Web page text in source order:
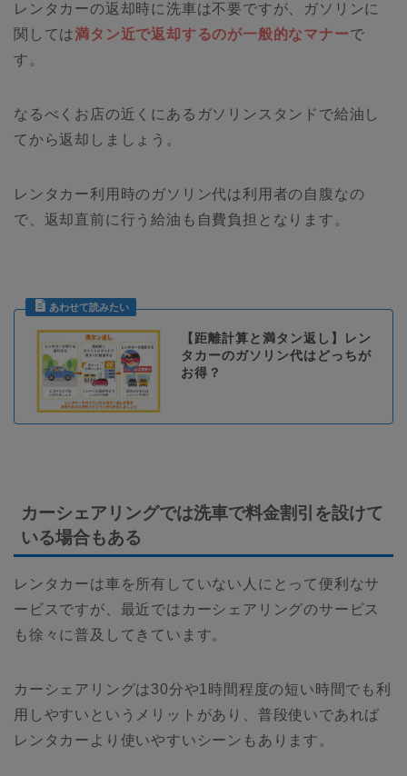
レンタカーの返却時に洗車は不要ですが、ガソリンに
関しては満タン近で返却するのが一般的なマナーで
す。
なるべくお店の近くにあるガソリンスタンドで給油し
てから返却しましょう。
レンタカー利用時のガソリン代は利用者の自腹なの
で、返却直前に行う給油も自費負担となります。
【距離計算と満タン返し】レン
タカーのガソリン代はどっちが
お得？
カーシェアリングでは洗車で料金割引を設けて
いる場合もある
レンタカーは車を所有していない人にとって便利なサ
ービスですが、最近ではカーシェアリングのサービス
も徐々に普及してきています。
カーシェアリングは30分や1時間程度の短い時間でも利
用しやすいというメリットがあり、普段使いであれば
レンタカーより使いやすいシーンもあります。